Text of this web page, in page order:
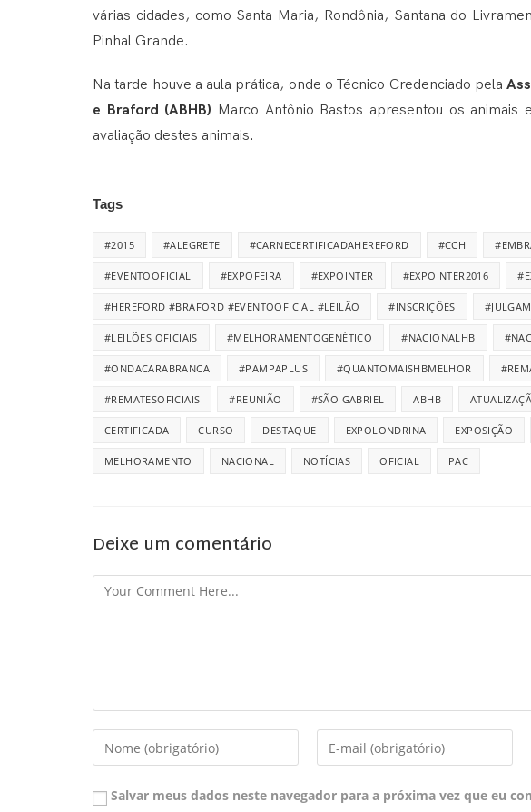
várias cidades, como Santa Maria, Rondônia, Santana do
Pinhal Grande.
Na tarde houve a aula prática, onde o Técnico Credenciado pela
e Braford (ABHB) Marco Antônio Bastos apresentou os animais
avaliação destes animais.
Tags
#2015 #ALEGRETE #CARNECERTIFICADAHEREFORD #CCH
#EVENTOOFICIAL #EXPOFEIRA #EXPOINTER #EXPOINTER2016
#HEREFORD #BRAFORD #EVENTOOFICIAL #LEILÃO #INSCRIÇÕES
#LEILÕES OFICIAIS #MELHORAMENTOGENÉTICO #NACIONALHB
#ONDACARABRANCA #PAMPAPLUS #QUANTOMAISHBMELHOR
#REMATESOFICIAIS #REUNIÃO #SÃO GABRIEL ABHB
CERTIFICADA CURSO DESTAQUE EXPOLONDRINA EXPOSIÇÃO
MELHORAMENTO NACIONAL NOTÍCIAS OFICIAL PAC
Deixe um comentário
Salvar meus dados neste navegador para a próxima vez que eu